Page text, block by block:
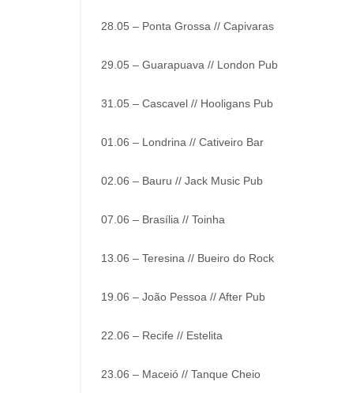
28.05 – Ponta Grossa // Capivaras
29.05 – Guarapuava // London Pub
31.05 – Cascavel // Hooligans Pub
01.06 – Londrina // Cativeiro Bar
02.06 – Bauru // Jack Music Pub
07.06 – Brasília // Toinha
13.06 – Teresina // Bueiro do Rock
19.06 – João Pessoa // After Pub
22.06 – Recife // Estelita
23.06 – Maceió // Tanque Cheio